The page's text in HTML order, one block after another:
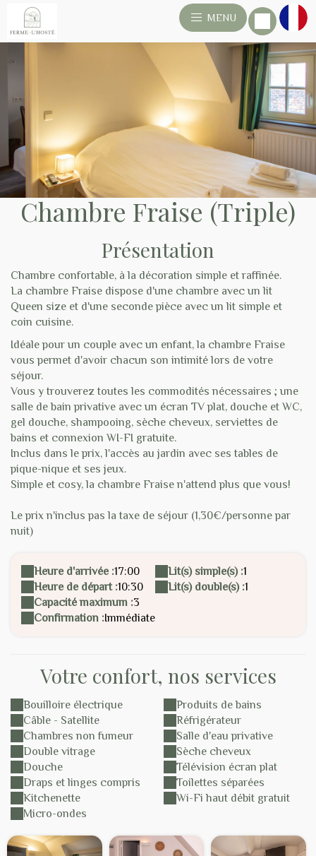
MENU
Chambre Fraise (Triple)
Présentation
Chambre confortable, à la décoration simple et raffinée.
La chambre Fraise dispose d'une chambre avec un lit
Queen size et d'une seconde pièce avec un lit simple et
coin cuisine.
Idéale pour un couple avec un enfant, la chambre Fraise
vous permet d'avoir chacun son intimité lors de votre
séjour.
Vous y trouverez toutes les commodités nécessaires ; une
salle de bain privative avec un écran TV plat, douche et WC,
gel douche, shampooing, sèche cheveux, serviettes de
bains et connexion WI-FI gratuite.
Inclus dans le prix, l'accès au jardin avec ses tables de
pique-nique et ses jeux.
Simple et cosy, la chambre Fraise n'attend plus que vous!
Le prix n'inclus pas la taxe de séjour (1,30€/personne par
nuit)
Heure d'arrivée :17:00
Heure de départ :10:30
Capacité maximum :3
Confirmation :Immédiate
Lit(s) simple(s) :1
Lit(s) double(s) :1
Votre confort, nos services
Bouilloire électrique
Câble - Satellite
Chambres non fumeur
Double vitrage
Douche
Draps et linges compris
Kitchenette
Micro-ondes
Produits de bains
Réfrigérateur
Salle d'eau privative
Sèche cheveux
Télévision écran plat
Toilettes séparées
Wi-Fi haut débit gratuit